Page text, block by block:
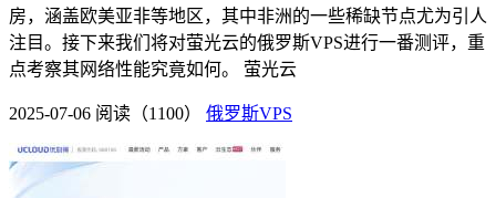
房，涵盖欧美亚非等地区，其中非洲的一些稀缺节点尤为引人
注目。接下来我们将对萤光云的俄罗斯VPS进行一番测评，重
点考察其网络性能究竟如何。 萤光云
2025-07-06 阅读（1100） 俄罗斯VPS